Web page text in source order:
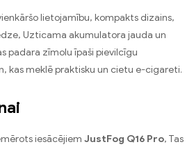
lietojamību, kompakts dizains,
Uzticama akumulatora jauda un
padara zīmolu īpaši pievilcīgu
kas meklē praktisku un cietu e-cigareti.
iesācējiem JustFog Q16 Pro, Tas